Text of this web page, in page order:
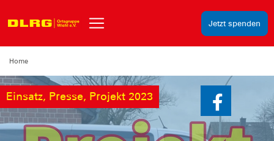
Jetzt spenden
Home
Einsatz, Presse, Projekt 2023